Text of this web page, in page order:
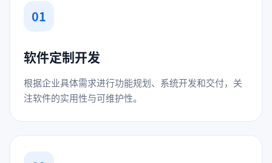
01
软件定制开发
根据企业具体需求进行功能规划、系统开发和交付，关
注软件的实用性与可维护性。